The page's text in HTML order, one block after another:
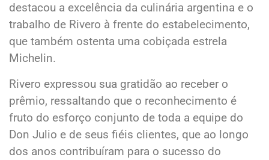
destacou a excelência da culinária argentina e o
trabalho de Rivero à frente do estabelecimento,
que também ostenta uma cobiçada estrela
Michelin.
Rivero expressou sua gratidão ao receber o
prêmio, ressaltando que o reconhecimento é
fruto do esforço conjunto de toda a equipe do
Don Julio e de seus fiéis clientes, que ao longo
dos anos contribuíram para o sucesso do